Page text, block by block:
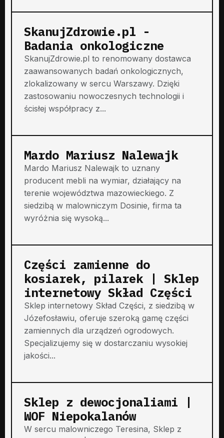
SkanujZdrowie.pl -
Badania onkologiczne
SkanujZdrowie.pl to renomowany dostawca
zaawansowanych badań onkologicznych,
zlokalizowany w sercu Warszawy. Dzięki
zastosowaniu nowoczesnych technologii i
ścisłej współpracy z...
Mardo Mariusz Nalewajk
Mardo Mariusz Nalewajk to uznany
producent mebli na wymiar, działający na
terenie województwa mazowieckiego. Z
siedzibą w malowniczym Dosinie, firma ta
wyróżnia się wysoką...
Części zamienne do
kosiarek, pilarek | Sklep
internetowy Skład Części
Sklep internetowy Skład Części, z siedzibą w
Józefosławiu, oferuje szeroką gamę części
zamiennych dla urządzeń ogrodowych.
Specjalizujemy się w dostarczaniu wysokiej
jakości...
Sklep z dewocjonaliami |
WOF Niepokalanów
W sercu malowniczego Teresina, Sklep z